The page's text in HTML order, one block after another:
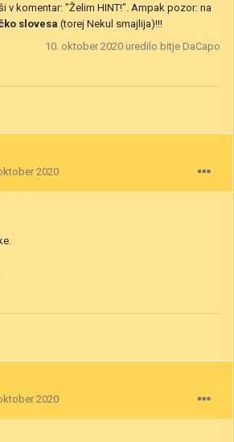
v komentar: "Želim HINT!". Ampak pozor: na
slovesa (torej Nekul smajlija)!!!
10. oktober 2020 uredilo bitje DaCapo
2020
2020